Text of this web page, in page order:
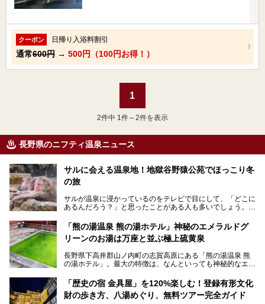
クーポン 日帰り入浴料割引
通常600円 → 500円（100円お得！）
1
2件中 1件～2件を表示
長野県のニフティ温泉ニュース
サルに会える温泉地！地獄谷野猿公苑でほっこり冬
の旅
サルが温泉に浸かっているのをテレビで目にして、「どこに
あるんだろう？」と思ったことがある人も多いでしょう。
この微笑ましい光景は、長野県にある「地獄谷野猿公苑」で
見られるもので、野生のサルが雪景色の中で温泉に浸かる姿
を間近で観察できます。
本記事では、地獄谷野猿公苑の魅力や見どころ、サルと温泉
との関係性、地獄谷周辺の観光スポットについて紹介しま
ので、野生のサルを観察する貴重な自然体験と温泉をあわせ
て楽しみたい人は、ぜひ参考にしてください。
「熊の湯温泉 熊の湯ホテル」神秘のエメラルドグ
リーンのお湯は万座と並ぶ極上硫黄泉
長野県下高井郡山ノ内町の志賀高原にある「熊の湯温泉 熊
の湯ホテル」。最大の特徴は、なんといっても神秘的なエメ
リピートするファンも多い温泉です。冬はスキーと一緒に楽
しみたい極上の温泉を紹介します。
「歴史の宿 金具屋」を120%楽しむ！登録有形文化
財の歩き方、八湯めぐり、無料ツアー完全ガイド